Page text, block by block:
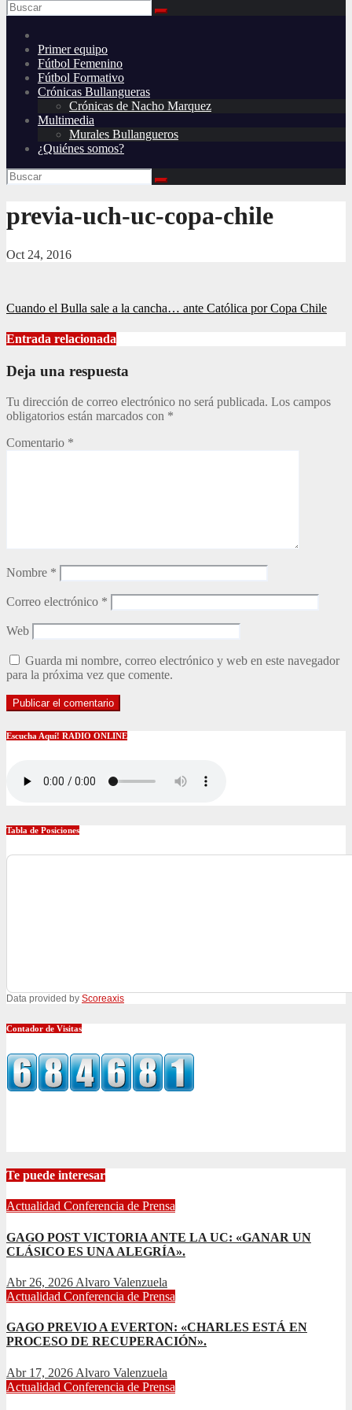
Primer equipo
Fútbol Femenino
Fútbol Formativo
Crónicas Bullangueras
Crónicas de Nacho Marquez
Multimedia
Murales Bullangueros
¿Quiénes somos?
previa-uch-uc-copa-chile
Oct 24, 2016
Navegación
de
Cuando el Bulla sale a la cancha… ante Católica por Copa Chile
Entrada relacionada
Deja una respuesta
Tu dirección de correo electrónico no será publicada. Los campos
obligatorios están marcados con *
Comentario *
Nombre *
Correo electrónico *
Web
Guarda mi nombre, correo electrónico y web en este navegador
para la próxima vez que comente.
Escucha Aquí! RADIO ONLINE
Tabla de Posiciones
Data provided by Scoreaxis
Contador de Visitas
Te puede interesar
Actualidad Conferencia de Prensa
GAGO POST VICTORIA ANTE LA UC: «GANAR UN
CLÁSICO ES UNA ALEGRÍA».
Abr 26, 2026 Alvaro Valenzuela
Actualidad Conferencia de Prensa
GAGO PREVIO A EVERTON: «CHARLES ESTÁ EN
PROCESO DE RECUPERACIÓN».
Abr 17, 2026 Alvaro Valenzuela
Actualidad Conferencia de Prensa